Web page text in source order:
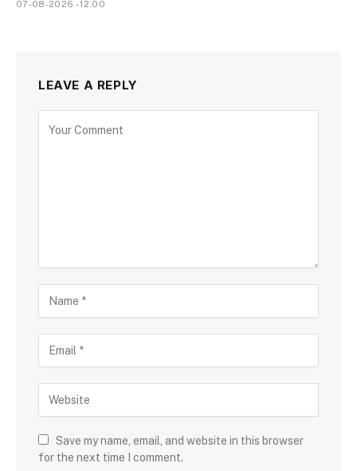
07-08-2026 - 12.00
LEAVE A REPLY
Save my name, email, and website in this browser
for the next time I comment.